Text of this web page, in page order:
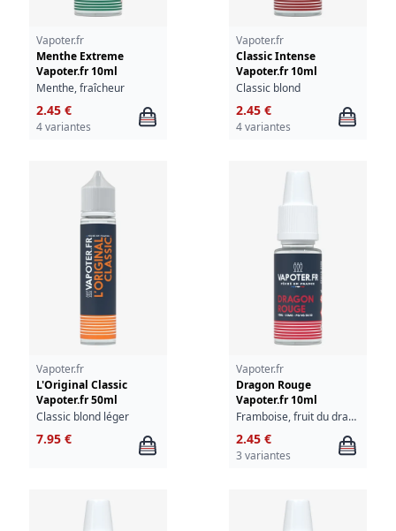
Vapoter.fr
Menthe Extreme
Vapoter.fr 10ml
Menthe, fraîcheur
2.45 €
4 variantes
Vapoter.fr
Classic Intense
Vapoter.fr 10ml
Classic blond
2.45 €
4 variantes
Vapoter.fr
L'Original Classic
Vapoter.fr 50ml
Classic blond léger
7.95 €
Vapoter.fr
Dragon Rouge
Vapoter.fr 10ml
Framboise, fruit du dragon, fraîcheur
2.45 €
3 variantes